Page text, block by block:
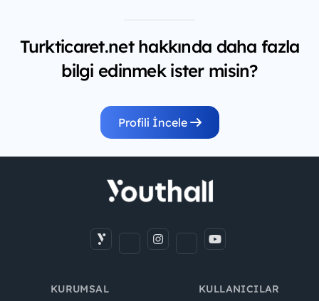
Turkticaret.net hakkında daha fazla
bilgi edinmek ister misin?
Profili İncele
KURUMSAL KULLANICILAR